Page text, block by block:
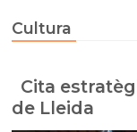
Cultura
Cita
de Lleida